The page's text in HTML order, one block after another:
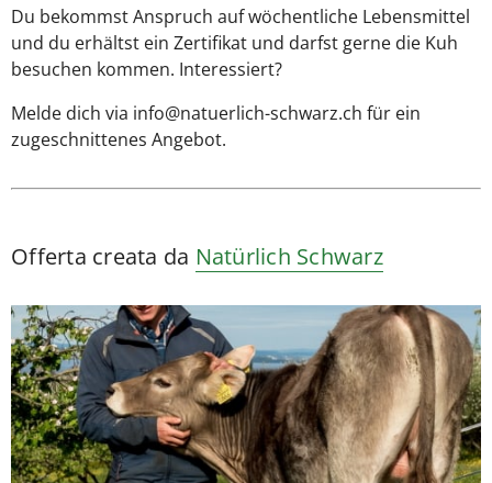
Du bekommst Anspruch auf wöchentliche Lebensmittel
und du erhältst ein Zertifikat und darfst gerne die Kuh
besuchen kommen. Interessiert?
Melde dich via info@natuerlich-schwarz.ch für ein
zugeschnittenes Angebot.
Offerta creata da Natürlich Schwarz